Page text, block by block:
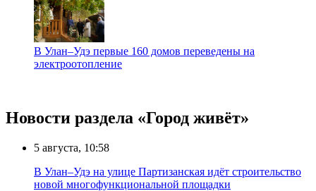
В Улан–Удэ первые 160 домов переведены на
электроотопление
Новости раздела «Город живёт»
5 августа, 10:58
В Улан–Удэ на улице Партизанская идёт строительство
новой многофункциональной площадки